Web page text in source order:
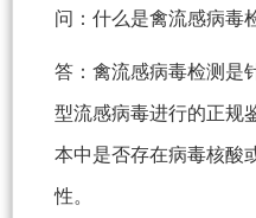
问：什么是禽流感病毒
答：禽流感病毒检测是
型流感病毒进行的正规
本中是否存在病毒核酸
性。